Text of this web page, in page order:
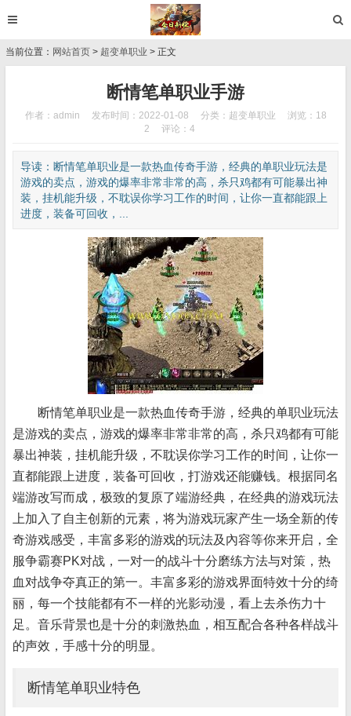
当前位置： 网站首页 > 超变单职业 > 正文
断情笔单职业手游
作者：admin 发布时间：2022-01-08 分类： 超变单职业
浏览：18
2
评论：4
导读：断情笔单职业是一款热血传奇手游，经典的单职业玩法是
游戏的卖点，游戏的爆率非常非常的高，杀只鸡都有可能暴出神
装，挂机能升级，不耽误你学习工作的时间，让你一直都能跟上
进度，装备可回收，...
断情笔单职业是一款热血传奇手游，经典的单职业玩法
是游戏的卖点，游戏的爆率非常非常的高，杀只鸡都有可能
暴出神装，挂机能升级，不耽误你学习工作的时间，让你一
直都能跟上进度，装备可回收，打游戏还能赚钱。根据同名
端游改写而成，极致的复原了端游经典，在经典的游戏玩法
上加入了自主创新的元素，将为游戏玩家产生一场全新的传
奇游戏感受，丰富多彩的游戏的玩法及內容等你来开启，全
服争霸赛PK对战，一对一的战斗十分磨练方法与对策，热
血对战争夺真正的第一。丰富多彩的游戏界面特效十分的绮
丽，每一个技能都有不一样的光影动漫，看上去杀伤力十
足。音乐背景也是十分的刺激热血，相互配合各种各样战斗
的声效，手感十分的明显。
断情笔单职业特色